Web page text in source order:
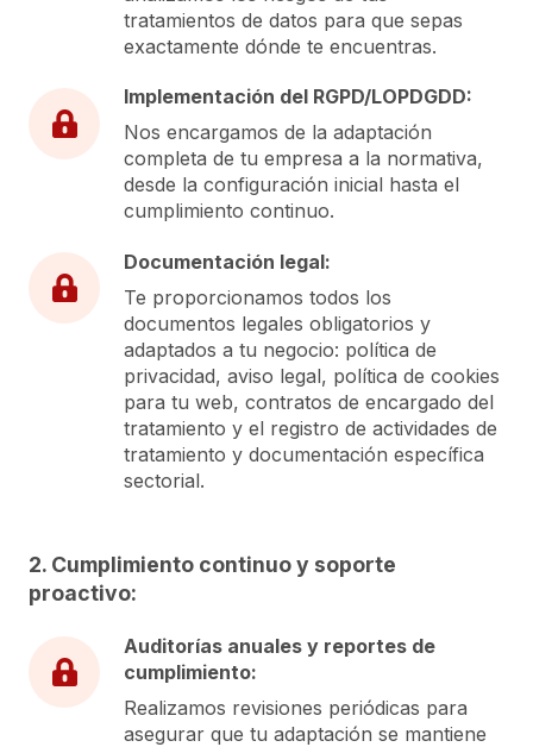
tratamientos de datos para que sepas
exactamente dónde te encuentras.
Implementación del RGPD/LOPDGDD:
Nos encargamos de la adaptación
completa de tu empresa a la normativa,
desde la configuración inicial hasta el
cumplimiento continuo.
Documentación legal:
Te proporcionamos todos los
documentos legales obligatorios y
adaptados a tu negocio: política de
privacidad, aviso legal, política de cookies
para tu web, contratos de encargado del
tratamiento y el registro de actividades de
tratamiento y documentación específica
sectorial.
2. Cumplimiento continuo y soporte
proactivo:
Auditorías anuales y reportes de
cumplimiento:
Realizamos revisiones periódicas para
asegurar que tu adaptación se mantiene